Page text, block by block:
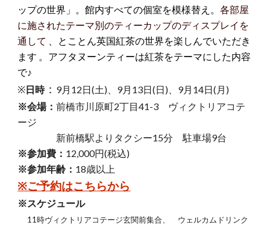
ップの世界」。館内すべての個室を模様替え。各部屋
に施されたテーマ別のティーカップのディスプレイを
通して
とことん英国紅茶の世界を楽しんでいただき
ます 。アフタヌーンティーは紅茶をテーマにした内容
で♪
※日時： 9月12日(土)、9月13日(日)、9月14日(月)
※会場：前橋市川原町2丁目41-3 ヴィクトリアコテ
ージ
新前橋駅よりタクシー15分 駐車場9台
※参加費： 12,000円(税込)
※参加年齢： 18歳以上
※ご予約はこちらから
※スケジュール
11時ヴィクトリアコテージ玄関前集合、 ウェルカムドリンク